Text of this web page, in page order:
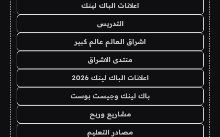
اعلانات الباك لينك
التدريس
اشراق العالم عالم كبير
منتدى الاشراق
اعلانات الباك لينك 2026
باك لينك وجيست بوست
مشاريع وربح
مصادر التعليم